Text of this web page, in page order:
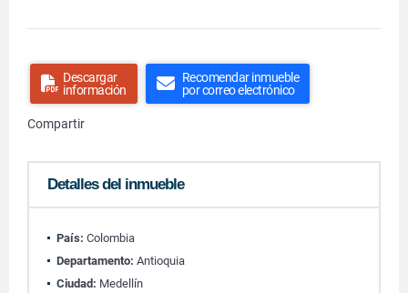
Descargar
información
Recomendar inmueble
por correo electrónico
Compartir
Detalles del inmueble
País: Colombia
Departamento: Antioquia
Ciudad: Medellín